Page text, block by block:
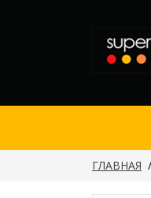
ГЛАВНАЯ /